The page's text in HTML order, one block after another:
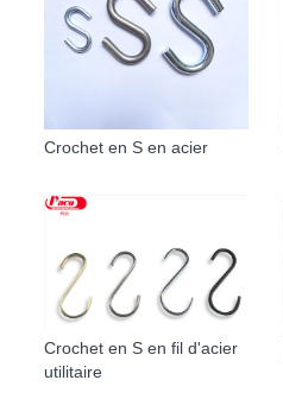
Crochet en S en acier
Crochet en S en fil d'acier
utilitaire